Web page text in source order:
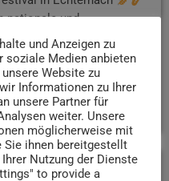
nationale und
Samstag wird jeden
gibt es HIER. Los gehts
und Anzeigen zu
soziale Medien anbieten
Website zu
Informationen zu Ihrer
unsere Partner für
weiter. Unsere
möglicherweise mit
Sie ihnen bereitgestellt
Nutzung der Dienste
to provide a